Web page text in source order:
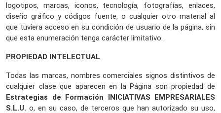
logotipos, marcas, iconos, tecnología, fotografías, enlaces,
diseño gráfico y códigos fuente, o cualquier otro material al
que tuviera acceso en su condición de usuario de la página, sin
que esta enumeración tenga carácter limitativo.
PROPIEDAD INTELECTUAL
Todas las marcas, nombres comerciales signos distintivos de
cualquier clase que aparecen en la Página son propiedad de
Estrategias de Formación INICIATIVAS EMPRESARIALES
S.L.U. o, en su caso, de terceros que han autorizado su uso,